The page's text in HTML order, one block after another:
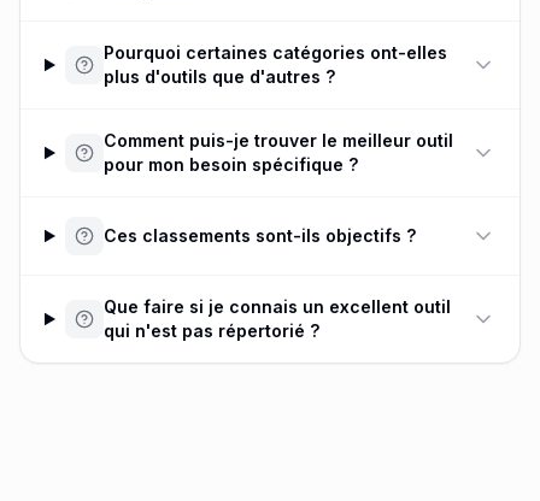
Pourquoi certaines catégories ont-elles
plus d'outils que d'autres ?
Comment puis-je trouver le meilleur outil
pour mon besoin spécifique ?
Ces classements sont-ils objectifs ?
Que faire si je connais un excellent outil
qui n'est pas répertorié ?